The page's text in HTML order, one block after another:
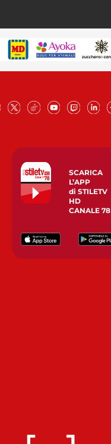
SCARICA
L’APP
di STILETV
HD
CANALE 78